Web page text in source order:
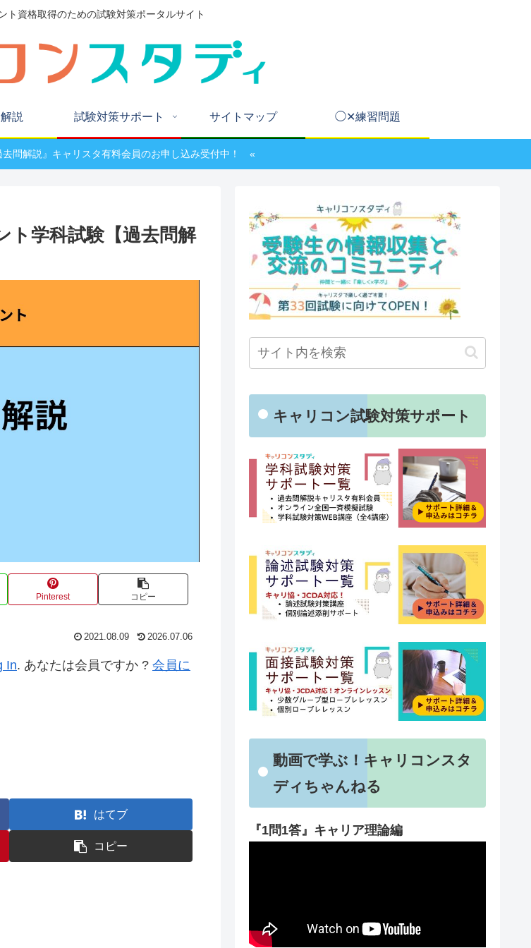
ト資格取得のための試験対策ポータルサイト
説 試験対策サポート サイトマップ ◯✕練習問題
問解説』キャリスタ有料会員のお申し込み受付中！ «
ト学科試験【過去問解
Pinterest コピー
2021.08.09 2026.07.06
In. あなたは会員ですか ? 会員に
はてブ
コピー
キャリコン試験対策サポート
動画で学ぶ！キャリコンスタ
ディちゃんねる
『1問1答』キャリア理論編